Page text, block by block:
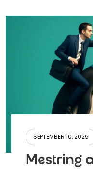
SEPTEMBER 10, 2025
Mestring